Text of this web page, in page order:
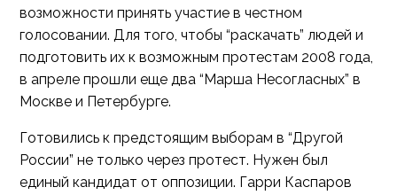
возможности принять участие в честном
голосовании. Для того, чтобы “раскачать” людей и
подготовить их к возможным протестам 2008 года,
в апреле прошли еще два “Марша Несогласных” в
Москве и Петербурге.
Готовились к предстоящим выборам в “Другой
России” не только через протест. Нужен был
единый кандидат от оппозиции. Гарри Каспаров